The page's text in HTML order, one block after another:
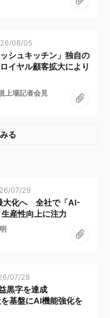
08/05
シュキッチン」独自の
イヤル顧客拡大により
上場記者会見
る
07/29
大化へ 全社で「AI-
産性向上に注力
07/28
黒字を達成
基盤にAI機能強化を